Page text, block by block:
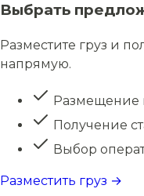
Выбрать
Разместите груз и
напрямую.
Размещение
Получение
Выбор
Разместить груз →